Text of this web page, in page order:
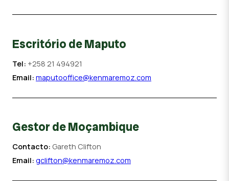
Escritório de Maputo
Tel: +258 21 494921
Email: maputooffice@kenmaremoz.com
Gestor de Moçambique
Contacto: Gareth Clifton
Email: gclifton@kenmaremoz.com